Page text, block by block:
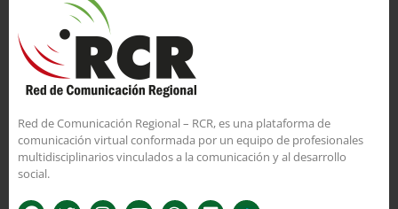
Red de Comunicación Regional – RCR, es una plataforma de
comunicación virtual conformada por un equipo de profesionales
multidisciplinarios vinculados a la comunicación y al desarrollo
social.